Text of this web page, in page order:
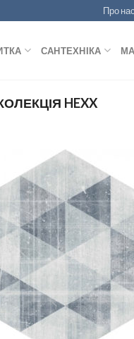
Про нас
САНТЕХНІКА
HEXX
ДОДАТИ
ДО
СПИСКУ
БАЖАНЬ